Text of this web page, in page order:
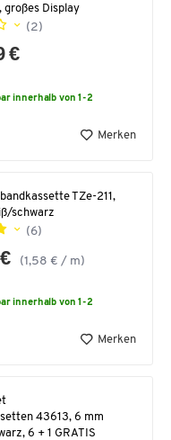
großes Display
(2)
€
innerhalb von 1-2
Merken
TZe-211,
schwarz
(6)
(1,58 € / m)
innerhalb von 1-2
Merken
43613, 6 mm
6 + 1 GRATIS